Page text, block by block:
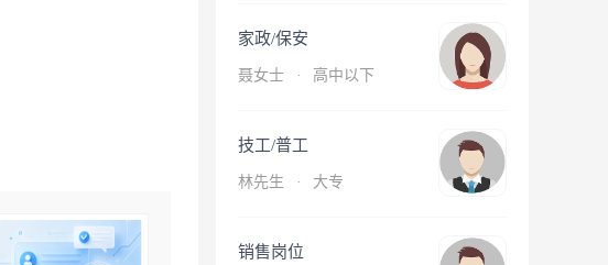
家政/保安
聂女士 · 高中以下
技工/普工
林先生 · 大专
销售岗位